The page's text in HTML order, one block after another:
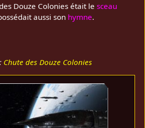
Douze Colonies était lesceau
aussi son hymne.
Chute des Douze Colonies